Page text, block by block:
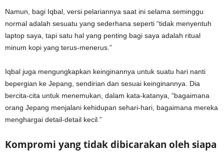
Namun, bagi Iqbal, versi pelariannya saat ini selama seminggu
normal adalah sesuatu yang sederhana seperti “tidak menyentuh
laptop saya, tapi satu hal yang penting bagi saya adalah ritual
minum kopi yang terus-menerus.”
Iqbal juga mengungkapkan keinginannya untuk suatu hari nanti
bepergian ke Jepang, sendirian dan sesuai keinginannya. Dia
bercita-cita untuk menemukan, dalam kata-katanya, “bagaimana
orang Jepang menjalani kehidupan sehari-hari, bagaimana mereka
menghargai detail-detail kecil.”
Kompromi yang tidak dibicarakan oleh siapa